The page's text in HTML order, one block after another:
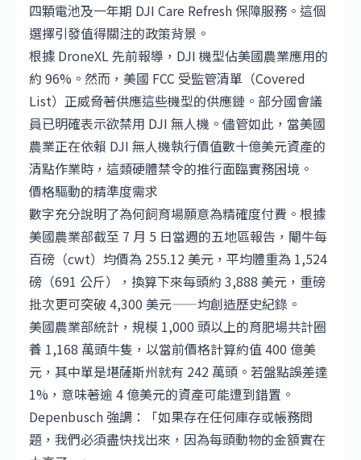
四顆電池及一年期 DJI Care Refresh 保障服務。這個
選擇引發值得關注的政策背景。
根據 DroneXL 先前報導，DJI 機型佔美國農業應用的
約 96%。然而，美國 FCC 受監管清單（Covered
List）正威脅著供應這些機型的供應鏈。部分國會議
員已明確表示欲禁用 DJI 無人機。儘管如此，當美國
農業正在依賴 DJI 無人機執行價值數十億美元資產的
清點作業時，這類硬體禁令的推行面臨實務困境。
價格驅動的精準度需求
數字充分說明了為何飼育場願意為精確度付費。根據
美國農業部截至 7 月 5 日當週的五地區報告，閹牛每
百磅（cwt）均價為 255.12 美元，平均體重為 1,524
磅（691 公斤），換算下來每頭約 3,888 美元，重磅
批次更可突破 4,300 美元——均創造歷史紀錄。
美國農業部統計，規模 1,000 頭以上的育肥場共計圈
養 1,168 萬頭牛隻，以當前價格計算約值 400 億美
元，其中單是堪薩斯州就有 242 萬頭。若盤點誤差達
1%，意味著逾 4 億美元的資產可能遭到錯置。
Depenbusch 強調：「如果存在任何庫存或帳務問
題，我們必須盡快找出來，因為每頭動物的金額實在